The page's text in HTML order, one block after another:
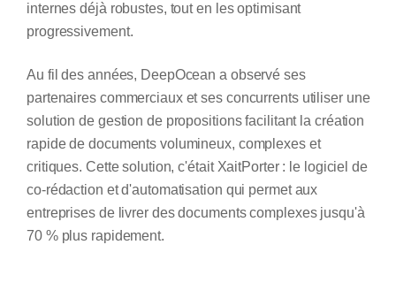
internes déjà robustes, tout en les optimisant
progressivement.
Au fil des années, DeepOcean a observé ses
partenaires commerciaux et ses concurrents utiliser une
solution de gestion de propositions facilitant la création
rapide de documents volumineux, complexes et
critiques. Cette solution, c'était XaitPorter : le logiciel de
co-rédaction et d'automatisation qui permet aux
entreprises de livrer des documents complexes jusqu'à
70 % plus rapidement.